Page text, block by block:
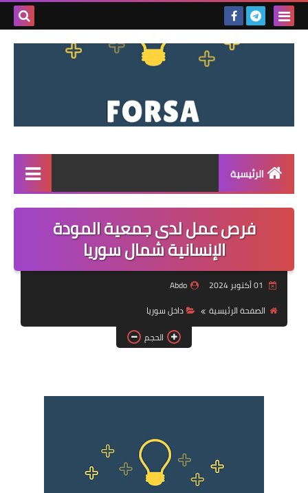
بحث
الرئيسية
القائمة
مناقصات
فرص عمل داخل سوريا
فرص عمل في العراق
فرص عمل في اليمن
فرص عمل لدى جمعية المودة
الإنسانية شمال سوريا
Abdo
الصفحة الرئيسية
داخل سوريا
الحجم